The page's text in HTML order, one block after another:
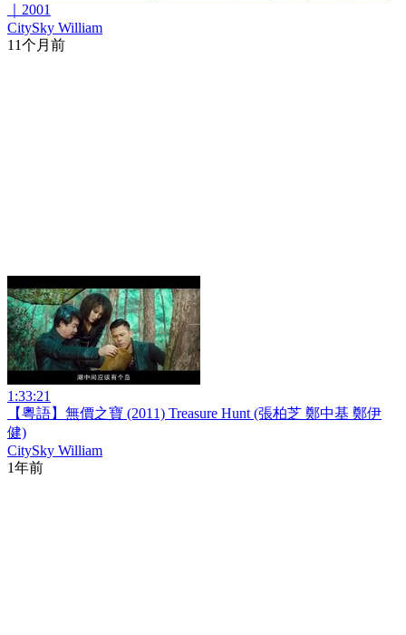
｜2001
CitySky William
11个月前
1:33:21
【粵語】無價之寶 (2011) Treasure Hunt (張柏芝 鄭中基 鄭伊
健)
CitySky William
1年前